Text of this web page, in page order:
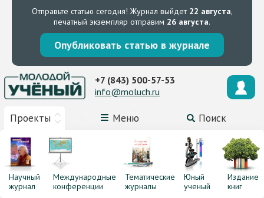
Отправьте статью сегодня! Журнал выйдет 22 августа,
печатный экземпляр отправим 26 августа.
Опубликовать статью в журнале
Проекты Меню Поиск
+7 (843) 500-57-53
info@moluch.ru
Научный
журнал
Международные
конференции
Тематические
журналы
Юный
ученый
Издание
книг